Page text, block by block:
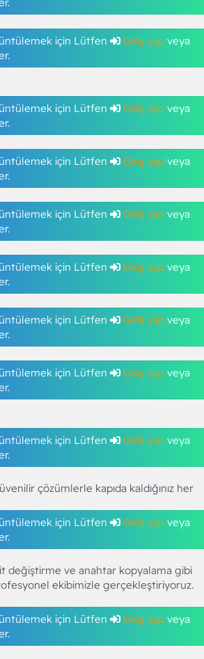
için Lütfen Giriş yap veya
için Lütfen
Giriş yap veya
için Lütfen Giriş yap veya
için Lütfen Giriş yap veya
için Lütfen Giriş yap veya
için Lütfen Giriş yap veya
için Lütfen Giriş yap veya
için Lütfen Giriş yap veya
çözümlerle kapıda kaldığınız her
için Lütfen
Giriş yap veya
değiştirme ve anahtar kopyalama gibi
ekibimizle gerçekleştiriyoruz.
için Lütfen
Giriş yap veya